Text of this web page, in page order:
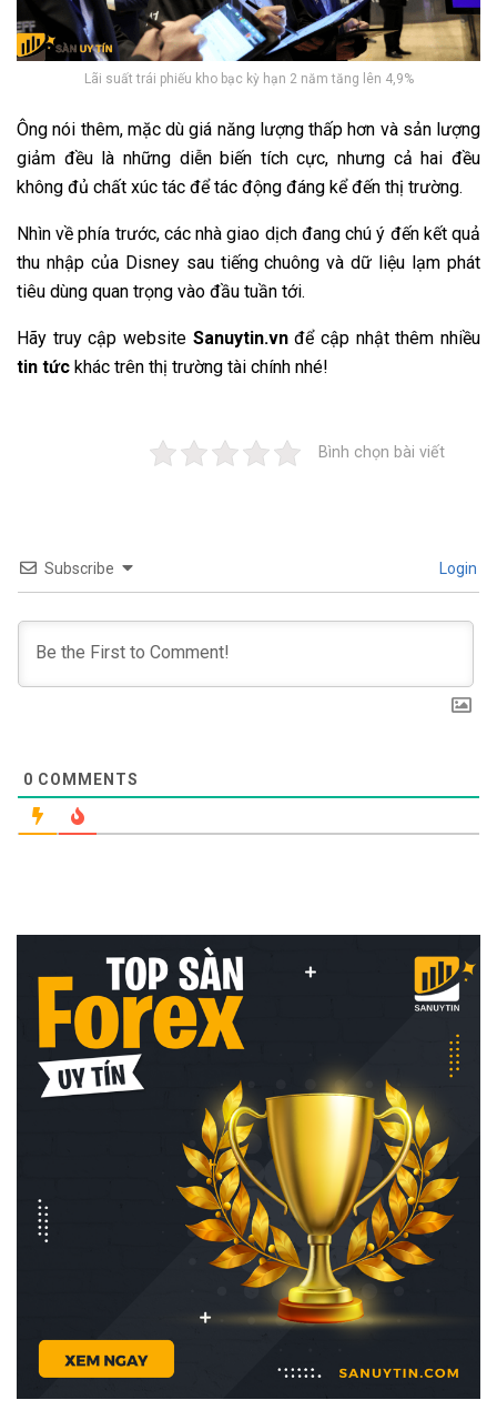
Lãi suất trái phiếu kho bạc kỳ hạn 2 năm tăng lên 4,9%
Ông nói thêm, mặc dù giá năng lượng thấp hơn và sản lượng
giảm đều là những diễn biến tích cực, nhưng cả hai đều
không đủ chất xúc tác để tác động đáng kể đến thị trường.
Nhìn về phía trước, các nhà giao dịch đang chú ý đến kết quả
thu nhập của Disney sau tiếng chuông và dữ liệu lạm phát
tiêu dùng quan trọng vào đầu tuần tới.
Hãy truy cập website Sanuytin.vnđể cập nhật thêm nhiều
tin tức khác trên thị trường tài chính nhé!
Bình chọn bài viết
Subscribe Login
0 COMMENTS